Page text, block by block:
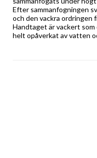
Efter sammanfogningen
och den vackra ordringen
Handtaget är vackert
helt opåverkat av vatten